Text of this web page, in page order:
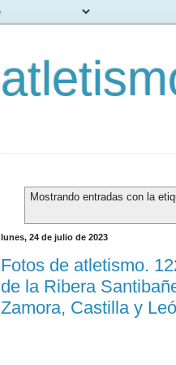
Mostrando entradas con la
lunes, 24 de julio de 2023
Fotos de atletismo.
de la Ribera
Zamora, Castilla y